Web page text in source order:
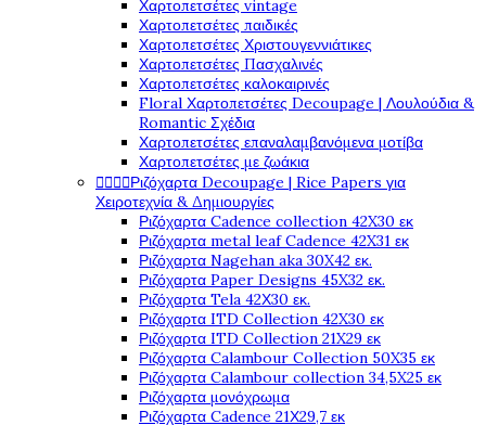
Χαρτοπετσέτες vintage
Χαρτοπετσέτες παιδικές
Χαρτοπετσέτες Χριστουγεννιάτικες
Χαρτοπετσέτες Πασχαλινές
Χαρτοπετσέτες καλοκαιρινές
Floral Χαρτοπετσέτες Decoupage | Λουλούδια &
Romantic Σχέδια
Χαρτοπετσέτες επαναλαμβανόμενα μοτίβα
Χαρτοπετσέτες με ζωάκια
Ριζόχαρτα Decoupage | Rice Papers για
Χειροτεχνία & Δημιουργίες
Ριζόχαρτα Cadence collection 42X30 εκ
Ριζόχαρτα metal leaf Cadence 42X31 εκ
Ριζόχαρτα Nagehan aka 30X42 εκ.
Ριζόχαρτα Paper Designs 45X32 εκ.
Ριζόχαρτα Tela 42Χ30 εκ.
Ριζόχαρτα ITD Collection 42X30 εκ
Ριζόχαρτα ITD Collection 21X29 εκ
Ριζόχαρτα Calambour Collection 50X35 εκ
Ριζόχαρτα Calambour collection 34,5X25 εκ
Ριζόχαρτα μονόχρωμα
Ριζόχαρτα Cadence 21Χ29,7 εκ